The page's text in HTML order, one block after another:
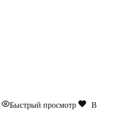
ЭтотБыстрый просмотр
В